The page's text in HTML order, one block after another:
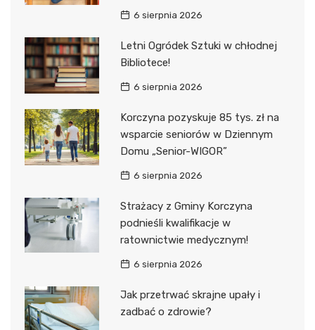
6 sierpnia 2026
Letni Ogródek Sztuki w chłodnej
Bibliotece!
6 sierpnia 2026
Korczyna pozyskuje 85 tys. zł na
wsparcie seniorów w Dziennym
Domu „Senior-WIGOR”
6 sierpnia 2026
Strażacy z Gminy Korczyna
podnieśli kwalifikacje w
ratownictwie medycznym!
6 sierpnia 2026
Jak przetrwać skrajne upały i
zadbać o zdrowie?